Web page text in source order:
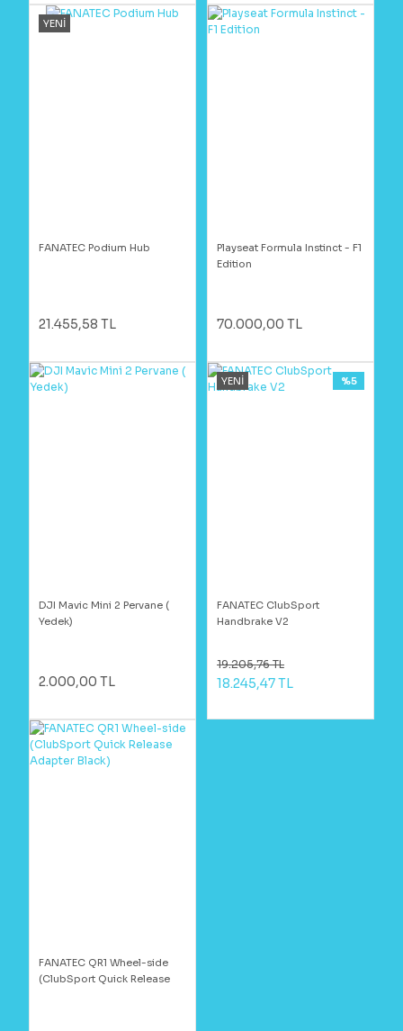
YENİ
FANATEC Podium Hub
21.455,58 TL
Playseat Formula Instinct - F1
Edition
70.000,00 TL
DJI Mavic Mini 2 Pervane (
Yedek)
2.000,00 TL
YENİ
FANATEC ClubSport
Handbrake V2
%5
19.205,76 TL
18.245,47 TL
FANATEC QR1 Wheel-side
(ClubSport Quick Release